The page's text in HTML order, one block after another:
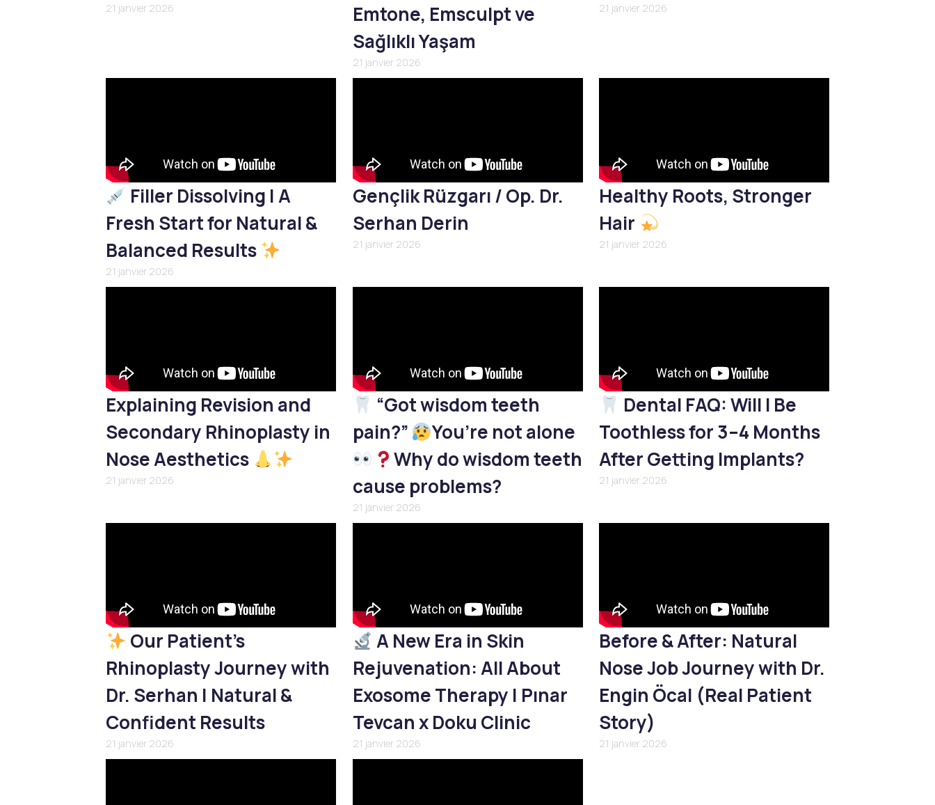
21 janvier 2026
Emtone, Emsculpt ve
Sağlıklı Yaşam
21 janvier 2026
21 janvier 2026
Filler Dissolving | A
Fresh Start for Natural &
Balanced Results
21 janvier 2026
Gençlik Rüzgarı / Op. Dr.
Serhan Derin
21 janvier 2026
Healthy Roots, Stronger
Hair
21 janvier 2026
Explaining Revision and
Secondary Rhinoplasty in
Nose Aesthetics
21 janvier 2026
“Got wisdom teeth
pain?”
You’re not alone
Why do wisdom teeth
cause problems?
21 janvier 2026
Dental FAQ: Will I Be
Toothless for 3–4 Months
After Getting Implants?
21 janvier 2026
Our Patient’s
Rhinoplasty Journey with
Dr. Serhan | Natural &
Confident Results
21 janvier 2026
A New Era in Skin
Rejuvenation: All About
Exosome Therapy | Pınar
Tevcan x Doku Clinic
21 janvier 2026
Before & After: Natural
Nose Job Journey with Dr.
Engin Öcal (Real Patient
Story)
21 janvier 2026